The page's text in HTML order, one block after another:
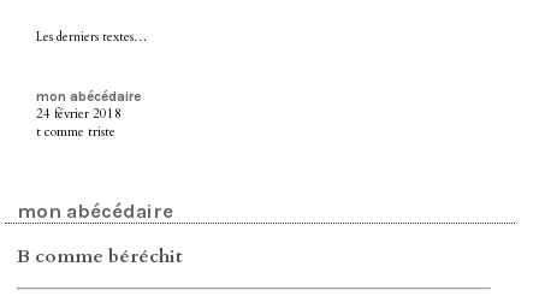
Les derniers textes…
mon abécédaire
24 février 2018
t comme triste
mon abécédaire
B comme béréchit